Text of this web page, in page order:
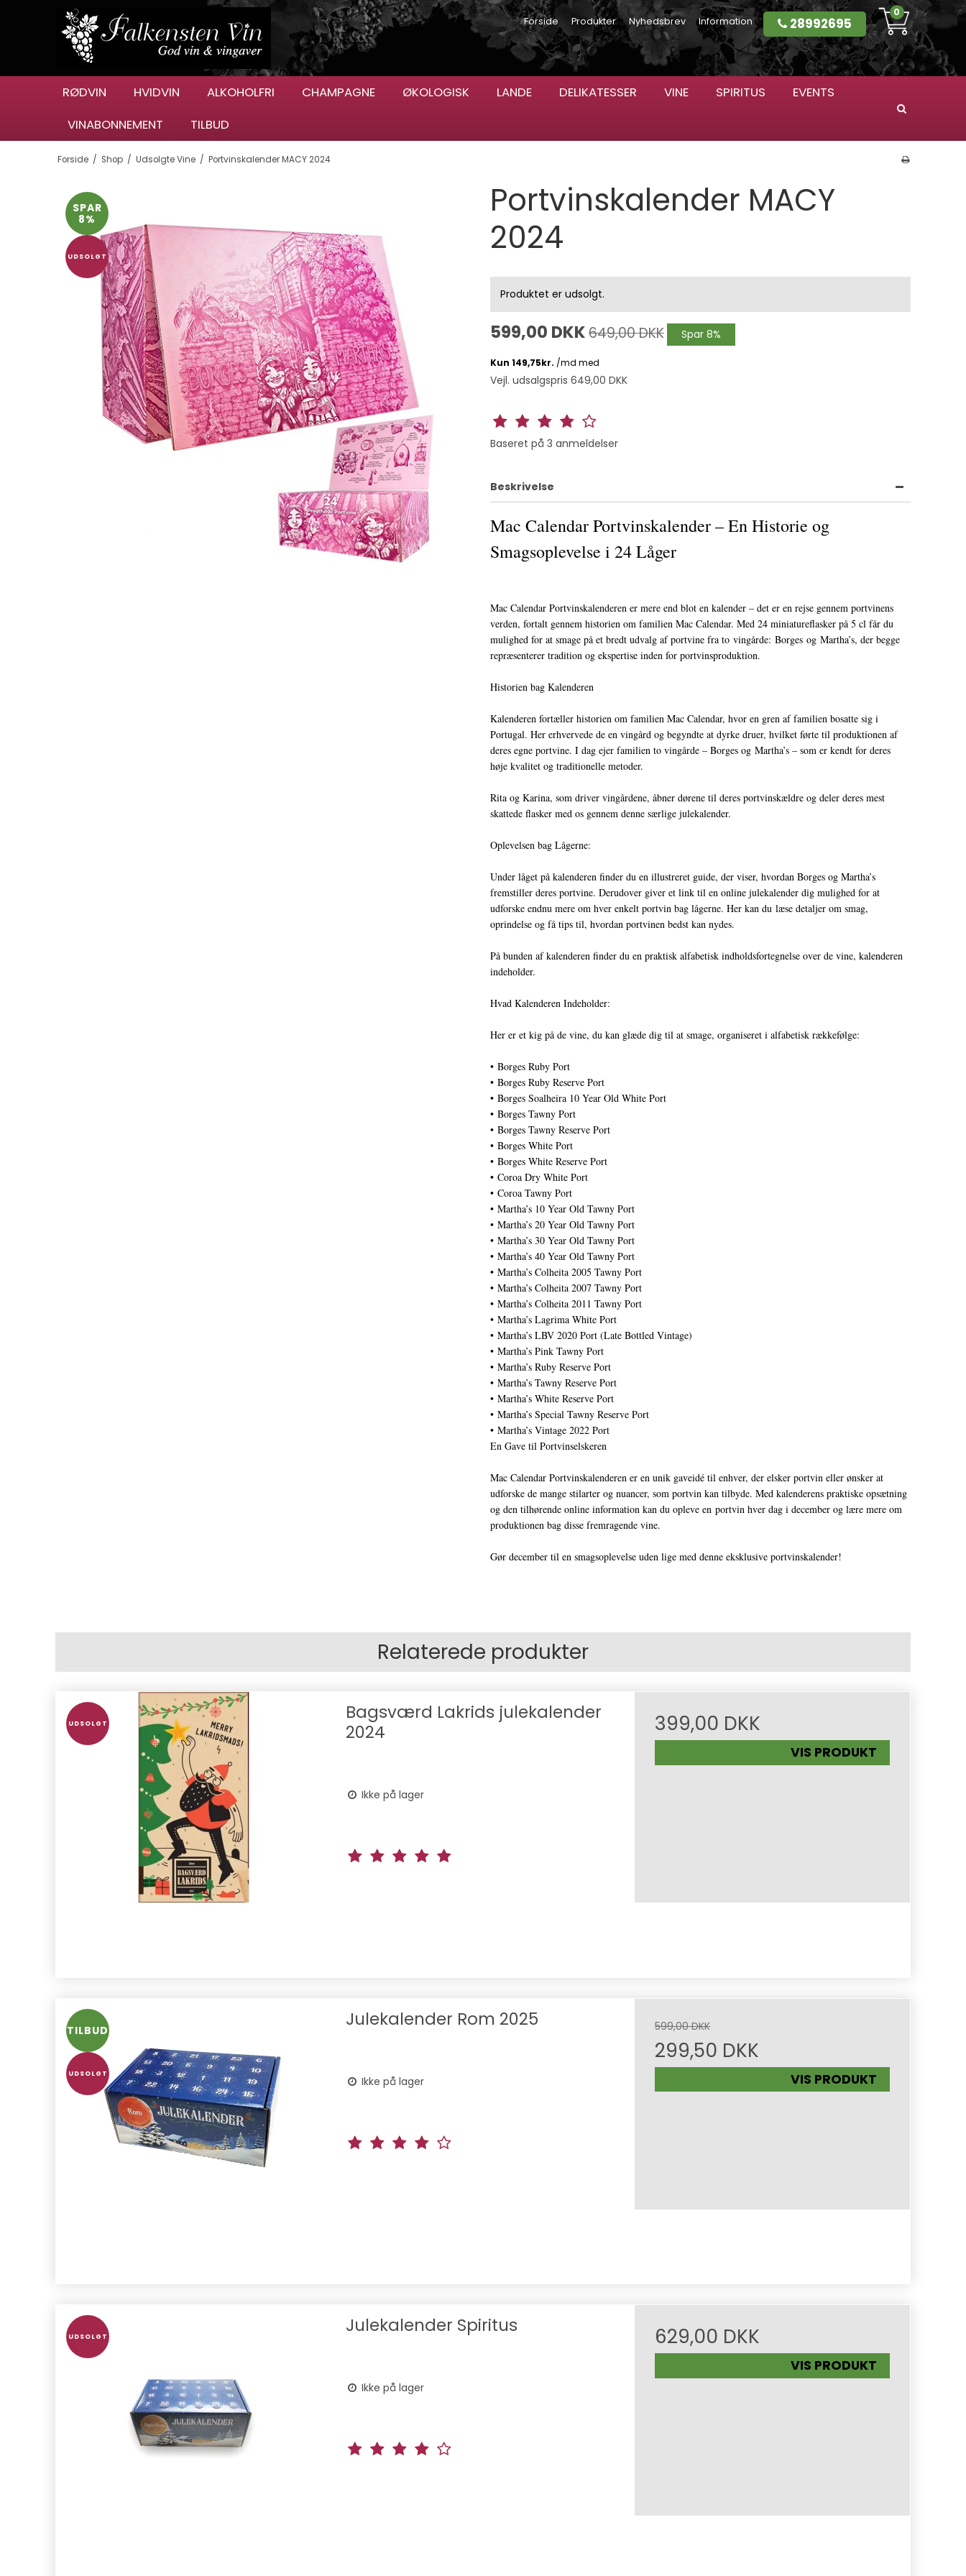
Forside Produkter Nyhedsbrev Information 28992695
0
RØDVIN HVIDVIN ALKOHOLFRI CHAMPAGNE ØKOLOGISK LANDE DELIKATESSER VINE SPIRITUS
EVENTS
VINABONNEMENT
TILBUD
Forside / Shop / Udsolgte Vine / Portvinskalender MACY 2024
SPAR
8%
UDSOLGT
Portvinskalender MACY
2024
Produktet er udsolgt.
599,00 DKK649,00 DKK Spar 8%
Vejl. udsalgspris 649,00 DKK
Baseret på 3 anmeldelser
Beskrivelse
Mac Calendar Portvinskalender – En Historie og
Smagsoplevelse i 24 Låger
Mac Calendar Portvinskalenderen er mere end blot en kalender – det er en rejse gennem portvinens
verden, fortalt gennem historien om familien Mac Calendar. Med 24 miniatureflasker på 5 cl får du
mulighed for at smage på et bredt udvalg af portvine fra to vingårde: Borges og Martha’s, der begge
repræsenterer tradition og ekspertise inden for portvinsproduktion.
Historien bag Kalenderen
Kalenderen fortæller historien om familien Mac Calendar, hvor en gren af familien bosatte sig i
Portugal. Her erhvervede de en vingård og begyndte at dyrke druer, hvilket førte til produktionen af
deres egne portvine. I dag ejer familien to vingårde – Borges og Martha’s – som er kendt for deres
høje kvalitet og traditionelle metoder.
Rita og Karina, som driver vingårdene, åbner dørene til deres portvinskældre og deler deres mest
skattede flasker med os gennem denne særlige julekalender.
Oplevelsen bag Lågerne:
Under låget på kalenderen finder du en illustreret guide, der viser, hvordan Borges og Martha’s
fremstiller deres portvine. Derudover giver et link til en online julekalender dig mulighed for at
udforske endnu mere om hver enkelt portvin bag lågerne. Her kan du læse detaljer om smag,
oprindelse og få tips til, hvordan portvinen bedst kan nydes.
På bunden af kalenderen finder du en praktisk alfabetisk indholdsfortegnelse over de vine, kalenderen
indeholder.
Hvad Kalenderen Indeholder:
Her er et kig på de vine, du kan glæde dig til at smage, organiseret i alfabetisk rækkefølge:
• Borges Ruby Port
• Borges Ruby Reserve Port
• Borges Soalheira 10 Year Old White Port
• Borges Tawny Port
• Borges Tawny Reserve Port
• Borges White Port
• Borges White Reserve Port
• Coroa Dry White Port
• Coroa Tawny Port
• Martha’s 10 Year Old Tawny Port
• Martha’s 20 Year Old Tawny Port
• Martha’s 30 Year Old Tawny Port
• Martha’s 40 Year Old Tawny Port
• Martha’s Colheita 2005 Tawny Port
• Martha’s Colheita 2007 Tawny Port
• Martha’s Colheita 2011 Tawny Port
• Martha’s Lagrima White Port
• Martha’s LBV 2020 Port (Late Bottled Vintage)
• Martha’s Pink Tawny Port
• Martha’s Ruby Reserve Port
• Martha’s Tawny Reserve Port
• Martha’s White Reserve Port
• Martha’s Special Tawny Reserve Port
• Martha’s Vintage 2022 Port
En Gave til Portvinselskeren
Mac Calendar Portvinskalenderen er en unik gaveidé til enhver, der elsker portvin eller ønsker at
udforske de mange stilarter og nuancer, som portvin kan tilbyde. Med kalenderens praktiske opsætning
og den tilhørende online information kan du opleve en portvin hver dag i december og lære mere om
produktionen bag disse fremragende vine.
Gør december til en smagsoplevelse uden lige med denne eksklusive portvinskalender!
Relaterede produkter
UDSOLGT
Bagsværd Lakrids julekalender
2024
Ikke på lager
399,00 DKK
VIS PRODUKT
TILBUD
UDSOLGT
Julekalender Rom 2025
Ikke på lager
599,00 DKK
299,50 DKK
VIS PRODUKT
UDSOLGT Julekalender Spiritus
Ikke på lager
629,00 DKK
VIS PRODUKT